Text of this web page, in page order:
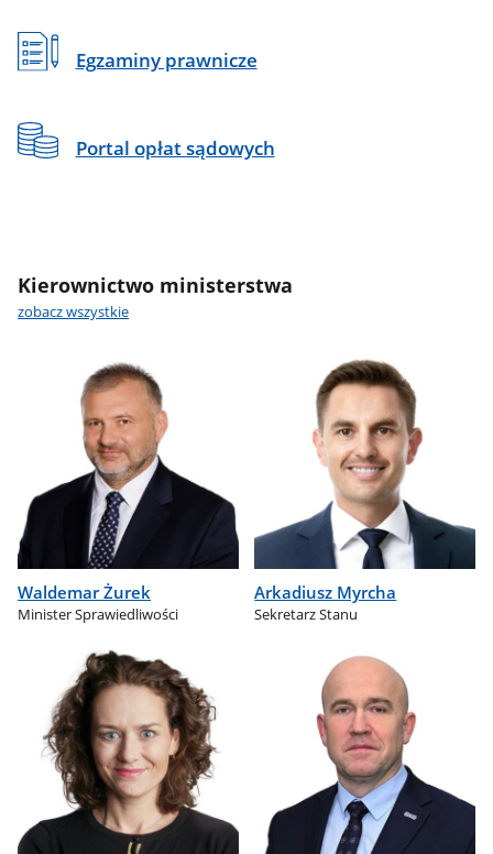
Egzaminy prawnicze
Portal opłat sądowych
Kierownictwo ministerstwa
zobacz wszystkie
Waldemar Żurek
Minister Sprawiedliwości
Arkadiusz Myrcha
Sekretarz Stanu